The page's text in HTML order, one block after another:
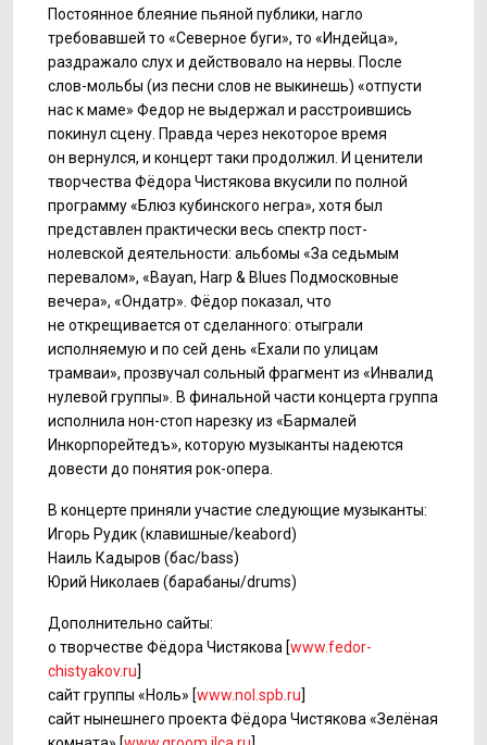
Постоянное блеяние пьяной публики, нагло
требовавшей то «Северное буги», то «Индейца»,
раздражало слух и действовало на нервы. После
слов-мольбы (из песни слов не выкинешь) «отпусти
нас к маме» Федор не выдержал и расстроившись
покинул сцену. Правда через некоторое время
он вернулся, и концерт таки продолжил. И ценители
творчества Фёдора Чистякова вкусили по полной
программу «Блюз кубинского негра», хотя был
представлен практически весь спектр пост-
нолевской деятельности: альбомы «За седьмым
перевалом», «Bayan, Harp & Blues Подмосковные
вечера», «Ондатр». Фёдор показал, что
не открещивается от сделанного: отыграли
исполняемую и по сей день «Ехали по улицам
трамваи», прозвучал сольный фрагмент из «Инвалид
нулевой группы». В финальной части концерта группа
исполнила нон-стоп нарезку из «Бармалей
Инкорпорейтедъ», которую музыканты надеются
довести до понятия рок-опера.
В концерте приняли участие следующие музыканты:
Игорь Рудик (клавишные/keabord)
Наиль Кадыров (бас/bass)
Юрий Николаев (барабаны/drums)
Дополнительно сайты:
о творчестве Фёдора Чистякова [www.fedor-
chistyakov.ru]
сайт группы «Ноль» [www.nol.spb.ru]
сайт нынешнего проекта Фёдора Чистякова «Зелёная